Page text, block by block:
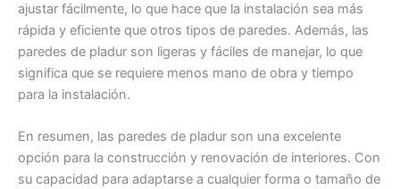
ajustar fácilmente, lo que hace que la instalación sea más
rápida y eficiente que otros tipos de paredes. Además, las
paredes de pladur son ligeras y fáciles de manejar, lo que
significa que se requiere menos mano de obra y tiempo
para la instalación.
En resumen, las paredes de pladur son una excelente
opción para la construcción y renovación de interiores. Con
su capacidad para adaptarse a cualquier forma o tamaño de